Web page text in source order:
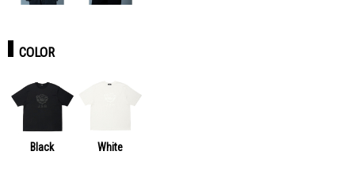
COLOR
Black White